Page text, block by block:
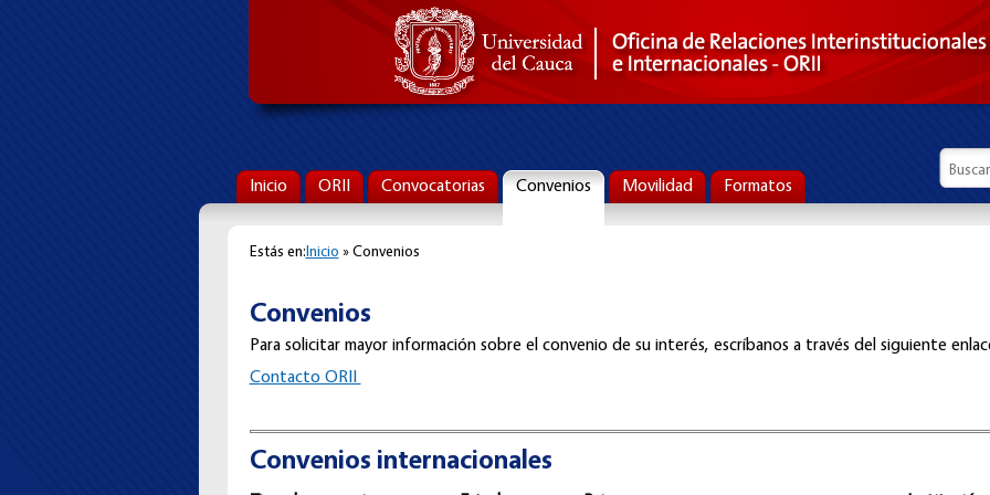
Inicio ORII Convocatorias Convenios Movilidad Formatos
Buscar
Estás en:Inicio » Convenios
Convenios
Para solicitar mayor información sobre el convenio de su interés, escríbanos a través del siguiente
Contacto ORII
Convenios internacionales